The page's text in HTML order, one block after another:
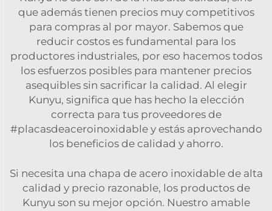
que además tienen precios muy competitivos
para compras al por mayor. Sabemos que
reducir costos es fundamental para los
productores industriales, por eso hacemos todos
los esfuerzos posibles para mantener precios
asequibles sin sacrificar la calidad. Al elegir
Kunyu, significa que has hecho la elección
correcta para tus proveedores de
#placasdeaceroinoxidable y estás aprovechando
los beneficios de calidad y ahorro.
Si necesita una chapa de acero inoxidable de alta
calidad y precio razonable, los productos de
Kunyu son su mejor opción. Nuestro amable